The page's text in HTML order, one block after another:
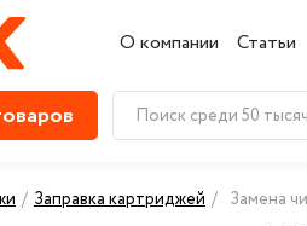
О компании Статьи
/ Заправка картриджей / Замена